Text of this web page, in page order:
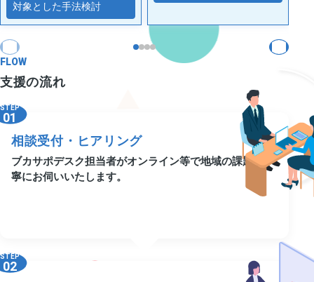
対象とした手法検討
FLOW
支援の流れ
STEP
01
相談受付・ヒアリング
ブカサポデスク担当者がオンライン等で地域の課題を丁
寧にお伺いいたします。
STEP
02